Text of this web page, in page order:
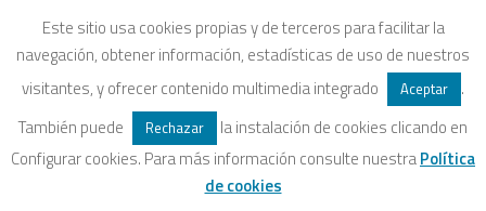
sobreviviendo indemne a la crisis financiera.
En
2016, Suiza generó el 3,7% de su PIB gracias al
comercio de materias primas, un porcentaje
superior al de la banca o el turismo.
En 2017,
las cinco mayores empresas suizas por volumen
de negocio eran comercializadoras de materias
Este sitio usa cookies propias y de terceros para facilitar la
navegación, obtener información, estadísticas de uso de nuestros
visitantes, y ofrecer contenido multimedia integrado
Aceptar
.
También puede
Rechazar
la instalación de cookies clicando en
Configurar cookies. Para más información consulte nuestraPolítica
de cookies